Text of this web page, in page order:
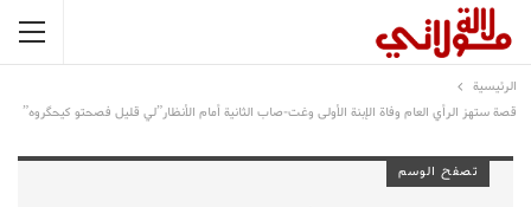
الرئيسية
قصة ستهز الرأي العام وفاة الإبنة الأولى وغت-صاب الثانية أمام الأنظار”لي قليل فصحتو كيحگروه”
تصفح الوسم